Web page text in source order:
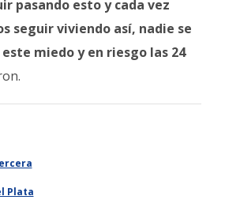
pasando esto y cada vez
seguir viviendo así, nadie se
miedo y en riesgo las 24
Plata